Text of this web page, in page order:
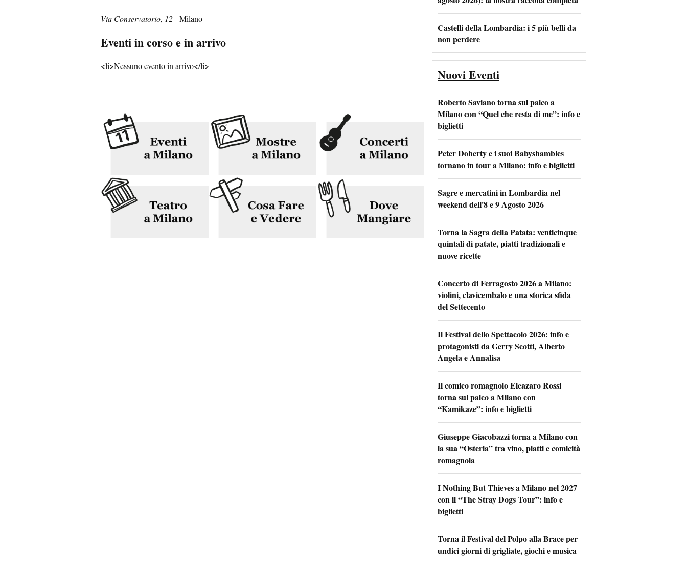
Via Conservatorio, 12- Milano
Eventi in corso e in arrivo
<li>Nessuno evento in arrivo</li>
Castelli della Lombardia: i 5 più belli da
non perdere
Nuovi Eventi
Roberto Saviano torna sul palco a
Milano con “Quel che resta di me”: info e
biglietti
Peter Doherty e i suoi Babyshambles
tornano in tour a Milano: info e biglietti
Sagre e mercatini in Lombardia nel
weekend dell'8 e 9 Agosto 2026
Torna la Sagra della Patata: venticinque
quintali di patate, piatti tradizionali e
nuove ricette
Concerto di Ferragosto 2026 a Milano:
violini, clavicembalo e una storica sfida
del Settecento
Il Festival dello Spettacolo 2026: info e
protagonisti da Gerry Scotti, Alberto
Angela e Annalisa
Il comico romagnolo Eleazaro Rossi
torna sul palco a Milano con
“Kamikaze”: info e biglietti
Giuseppe Giacobazzi torna a Milano con
la sua “Osteria” tra vino, piatti e comicità
romagnola
I Nothing But Thieves a Milano nel 2027
con il “The Stray Dogs Tour”: info e
biglietti
Torna il Festival del Polpo alla Brace per
undici giorni di grigliate, giochi e musica